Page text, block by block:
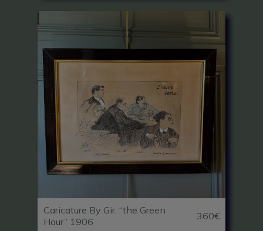
Caricature By Gir, “the Green
Hour” 1906
360€